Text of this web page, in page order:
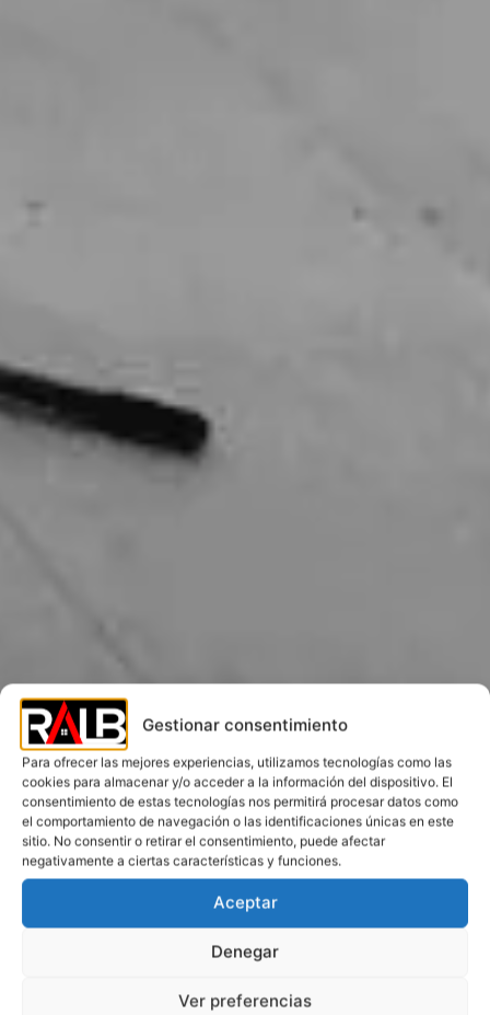
Gestionar consentimiento
Para ofrecer las mejores experiencias, utilizamos tecnologías como las
cookies para almacenar y/o acceder a la información del dispositivo. El
consentimiento de estas tecnologías nos permitirá procesar datos como
el comportamiento de navegación o las identificaciones únicas en este
sitio. No consentir o retirar el consentimiento, puede afectar
negativamente a ciertas características y funciones.
Aceptar
Denegar
Ver preferencias